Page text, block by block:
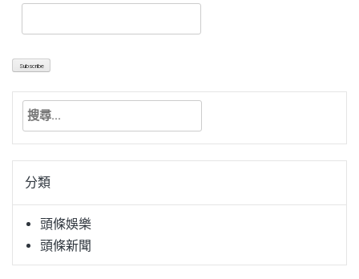
搜
關
字:分類
頭條娛樂
頭條新聞